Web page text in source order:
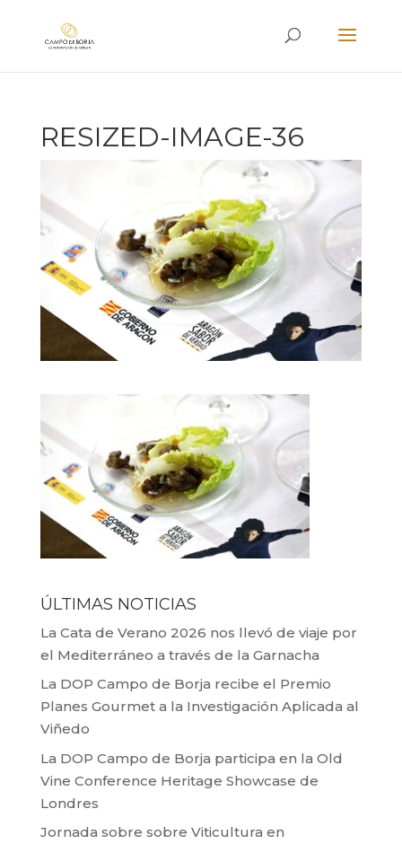
RESIZED-IMAGE-36
ÚLTIMAS NOTICIAS
La Cata de Verano 2026 nos llevó de viaje por
el Mediterráneo a través de la Garnacha
La DOP Campo de Borja recibe el Premio
Planes Gourmet a la Investigación Aplicada al
Viñedo
La DOP Campo de Borja participa en la Old
Vine Conference Heritage Showcase de
Londres
Jornada sobre sobre Viticultura en